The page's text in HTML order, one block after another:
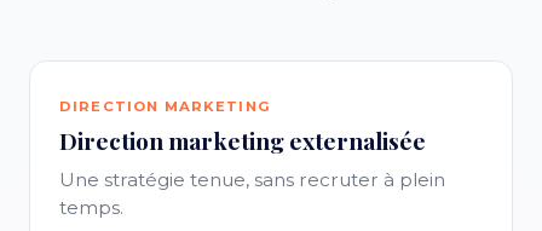
DIRECTION MARKETING
Direction marketing externalisée
Une stratégie tenue, sans recruter à plein
temps.